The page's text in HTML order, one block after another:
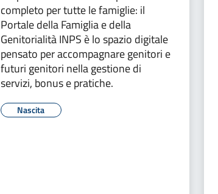
completo per tutte le famiglie: il
Portale della Famiglia e della
Genitorialità INPS è lo spazio digitale
pensato per accompagnare genitori e
futuri genitori nella gestione di
servizi, bonus e pratiche.
Nascita